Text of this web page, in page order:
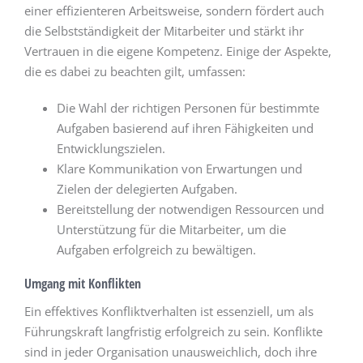
einer effizienteren Arbeitsweise, sondern fördert auch
die Selbstständigkeit der Mitarbeiter und stärkt ihr
Vertrauen in die eigene Kompetenz. Einige der Aspekte,
die es dabei zu beachten gilt, umfassen:
Die Wahl der richtigen Personen für bestimmte
Aufgaben basierend auf ihren Fähigkeiten und
Entwicklungszielen.
Klare Kommunikation von Erwartungen und
Zielen der delegierten Aufgaben.
Bereitstellung der notwendigen Ressourcen und
Unterstützung für die Mitarbeiter, um die
Aufgaben erfolgreich zu bewältigen.
Umgang mit Konflikten
Ein effektives Konfliktverhalten ist essenziell, um als
Führungskraft langfristig erfolgreich zu sein. Konflikte
sind in jeder Organisation unausweichlich, doch ihre